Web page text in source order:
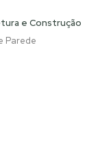
e Construção
Parede